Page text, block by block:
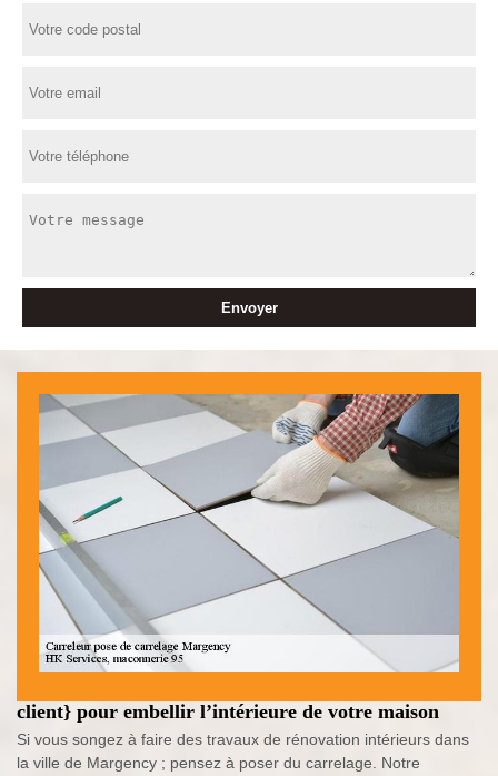
client} pour embellir l’intérieure de votre maison
Si vous songez à faire des travaux de rénovation intérieurs dans
la ville de Margency ; pensez à poser du carrelage. Notre